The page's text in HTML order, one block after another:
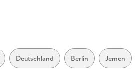
Deutschland Berlin Jemen